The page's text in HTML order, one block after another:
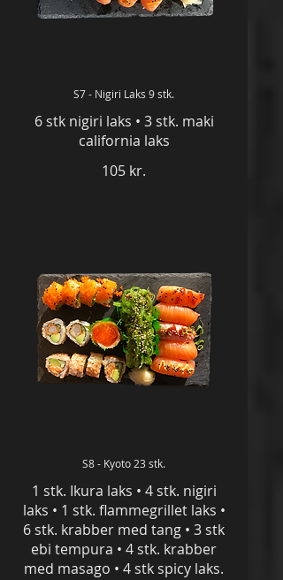
S7 - Nigiri Laks 9 stk.
6 stk nigiri laks • 3 stk. maki
105 kr.
S8 - Kyoto 23 stk.
1 stk. Ikura laks • 4 stk. nigiri
laks • 1 stk. flammegrillet laks •
6 stk. krabber med tang • 3 stk
ebi tempura • 4 stk. krabber
med masago • 4 stk spicy laks.